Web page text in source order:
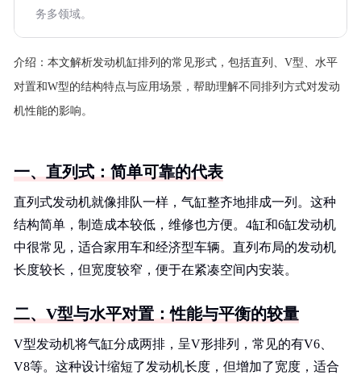
务多领域。
介绍： 本文解析发动机缸排列的常见形式，包括直列、V型、水平
对置和W型的结构特点与应用场景，帮助理解不同排列方式对发动
机性能的影响。
一、直列式：简单可靠的代表
直列式发动机就像排队一样，气缸整齐地排成一列。这种
结构简单，制造成本较低，维修也方便。4缸和6缸发动机
中很常见，适合家用车和经济型车辆。直列布局的发动机
长度较长，但宽度较窄，便于在紧凑空间内安装。
二、V型与水平对置：性能与平衡的较量
V型发动机将气缸分成两排，呈V形排列，常见的有V6、
V8等。这种设计缩短了发动机长度，但增加了宽度，适合